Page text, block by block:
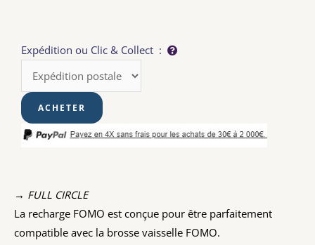
Expédition ou Clic & Collect :
→ FULL CIRCLE
La recharge FOMO est conçue pour être parfaitement
compatible avec la brosse vaisselle FOMO.